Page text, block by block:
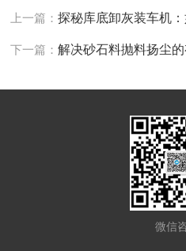
上一篇：探秘库底卸灰装车机
下一篇：解决砂石料抛料扬尘的有效方
微信